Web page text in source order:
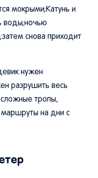
мокрыми;Катунь и
воды;ночью
снова приходит
нужен
разрушить весь
сложные тропы,
маршруты на дни с